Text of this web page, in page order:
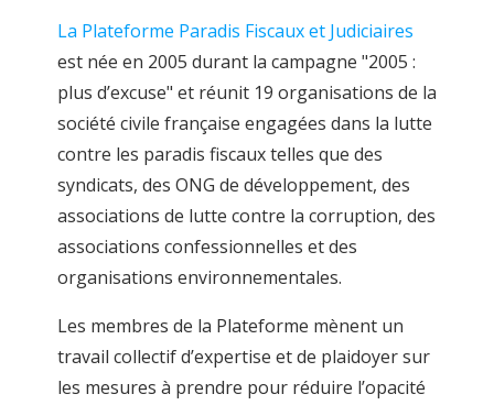
La Plateforme Paradis Fiscaux et Judiciaires
est née en 2005 durant la campagne "2005 :
plus d’excuse" et réunit 19 organisations de la
société civile française engagées dans la lutte
contre les paradis fiscaux telles que des
syndicats, des ONG de développement, des
associations de lutte contre la corruption, des
associations confessionnelles et des
organisations environnementales.
Les membres de la Plateforme mènent un
travail collectif d’expertise et de plaidoyer sur
les mesures à prendre pour réduire l’opacité